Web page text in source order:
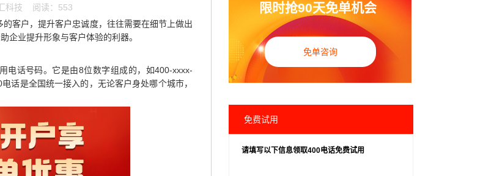
科技 阅读：553
客户，提升客户忠诚度，往往需要在细节上做出
企业提升形象与客户体验的利器。
电话号码。它是由8位数字组成的，如400-xxxx-
话是全国统一接入的，无论客户身处哪个城市，
限时抢90天免单机会
免单咨询
免费试用
请填写以下信息领取400电话免费试用